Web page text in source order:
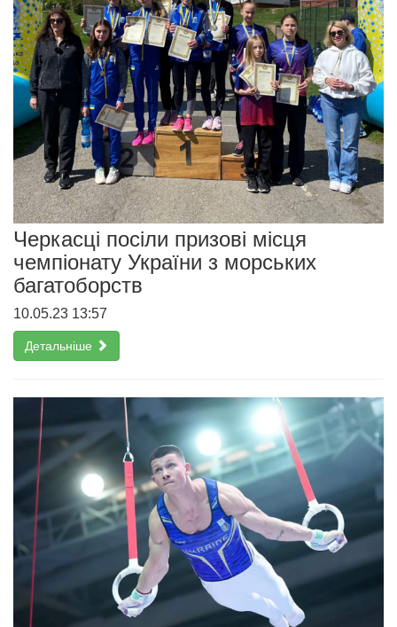
Черкасці посіли призові місця
чемпіонату України з морських
багатоборств
10.05.23 13:57
Детальніше